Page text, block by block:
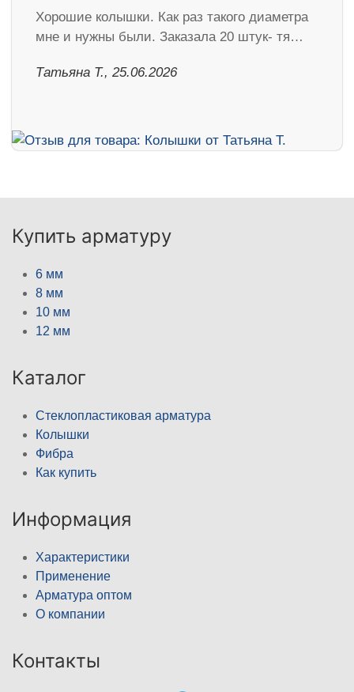
Хорошие колышки. Как раз такого диаметра
мне и нужны были. Заказала 20 штук- тя…
Татьяна Т., 25.06.2026
Купить арматуру
6 мм
8 мм
10 мм
12 мм
Каталог
Стеклопластиковая арматура
Колышки
Фибра
Как купить
Информация
Характеристики
Применение
Арматура оптом
О компании
Контакты